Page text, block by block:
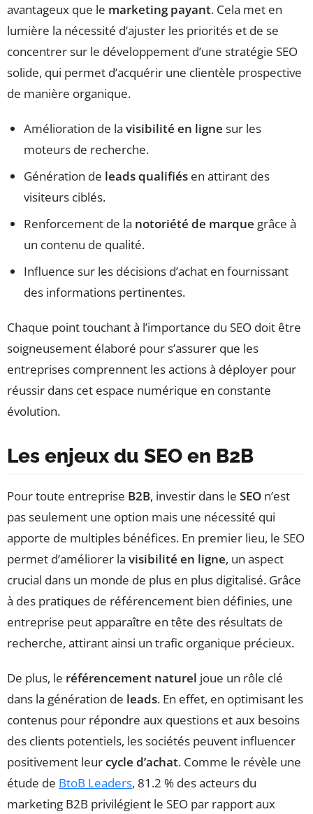
avantageux que le marketing payant. Cela met en
lumière la nécessité d’ajuster les priorités et de se
concentrer sur le développement d’une stratégie SEO
solide, qui permet d’acquérir une clientèle prospective
de manière organique.
Amélioration de la visibilité en ligne sur les
moteurs de recherche.
Génération de leads qualifiés en attirant des
visiteurs ciblés.
Renforcement de la notoriété de marque grâce à
un contenu de qualité.
Influence sur les décisions d’achat en fournissant
des informations pertinentes.
Chaque point touchant à l’importance du SEO doit être
soigneusement élaboré pour s’assurer que les
entreprises comprennent les actions à déployer pour
réussir dans cet espace numérique en constante
évolution.
Les enjeux du SEO en B2B
Pour toute entreprise B2B, investir dans le SEO n’est
pas seulement une option mais une nécessité qui
apporte de multiples bénéfices. En premier lieu, le SEO
permet d’améliorer la visibilité en ligne, un aspect
crucial dans un monde de plus en plus digitalisé. Grâce
à des pratiques de référencement bien définies, une
entreprise peut apparaître en tête des résultats de
recherche, attirant ainsi un trafic organique précieux.
De plus, le référencement naturel joue un rôle clé
dans la génération de leads. En effet, en optimisant les
contenus pour répondre aux questions et aux besoins
des clients potentiels, les sociétés peuvent influencer
positivement leurcycle d’achat. Comme le révèle une
étude de BtoB Leaders, 81.2 % des acteurs du
marketing B2B privilégient le SEO par rapport aux